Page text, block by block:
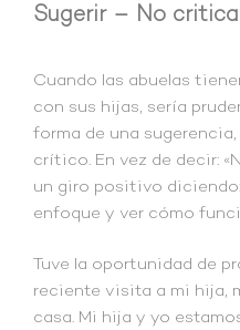
Sugerir – No
Cuando las abuelas
con sus hijas, sería
forma de una
crítico. En vez de decir:
un giro positivo
enfoque y ver cómo
Tuve la oportunidad de
reciente visita a mi hija,
casa. Mi hija y yo